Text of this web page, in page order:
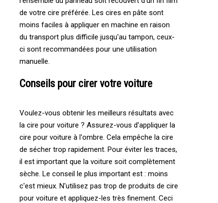
de votre cire préférée. Les cires en pâte sont
moins faciles à appliquer en machine en raison
du transport plus difficile jusqu'au tampon, ceux-
ci sont recommandées pour une utilisation
manuelle.
Conseils pour cirer votre voiture
Voulez-vous obtenir les meilleurs résultats avec
la cire pour voiture ? Assurez-vous d'appliquer la
cire pour voiture à l'ombre. Cela empêche la cire
de sécher trop rapidement. Pour éviter les traces,
il est important que la voiture soit complètement
sèche. Le conseil le plus important est : moins
c'est mieux. N'utilisez pas trop de produits de cire
pour voiture et appliquez-les très finement. Ceci